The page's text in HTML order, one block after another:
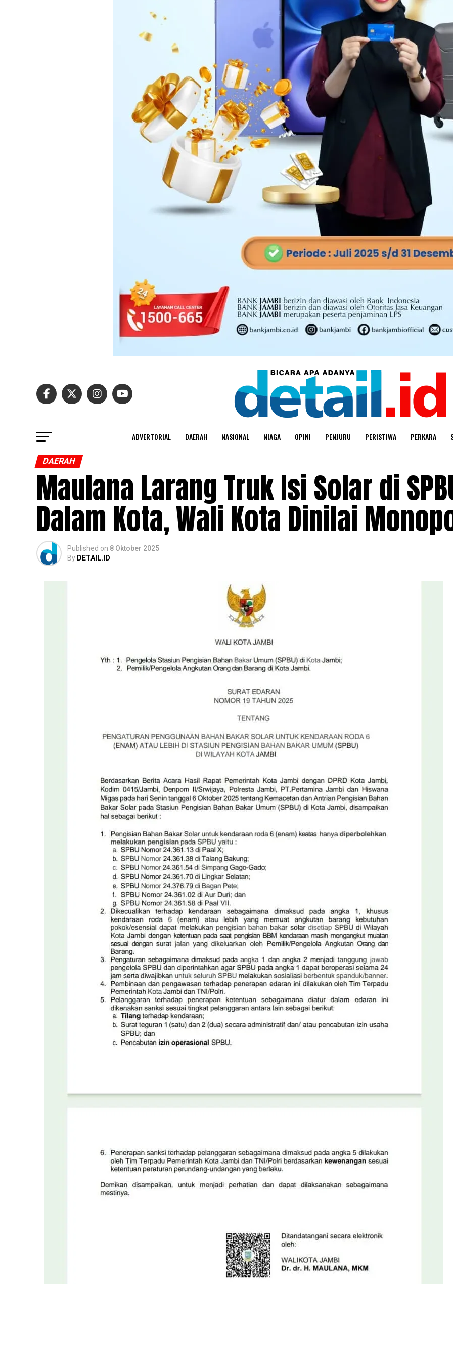
ADVERTORIAL DAERAH NASIONAL NIAGA OPINI PENJURU PERISTIWA PERKARA
DAERAH
Maulana Larang Truk Isi Solar di
Dalam Kota, Wali Kota Dinilai
Published on 8 Oktober 2025
By DETAIL.ID